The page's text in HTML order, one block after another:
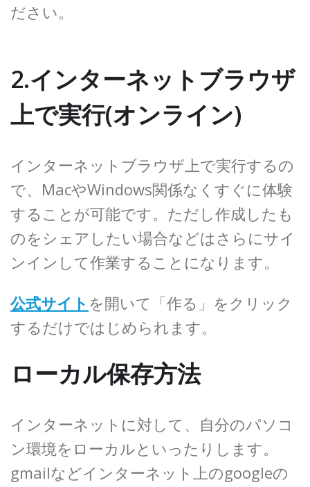
ださい。
2.インターネットブラウザ
上で実行(オンライン)
インターネットブラウザ上で実行するの
で、MacやWindows関係なくすぐに体験
することが可能です。ただし作成したも
のをシェアしたい場合などはさらにサイ
ンインして作業することになります。
公式サイト を開いて「作る」をクリック
するだけではじめられます。
ローカル保存方法
インターネットに対して、自分のパソコ
ン環境をローカルといったりします。
gmailなどインターネット上のgoogleの